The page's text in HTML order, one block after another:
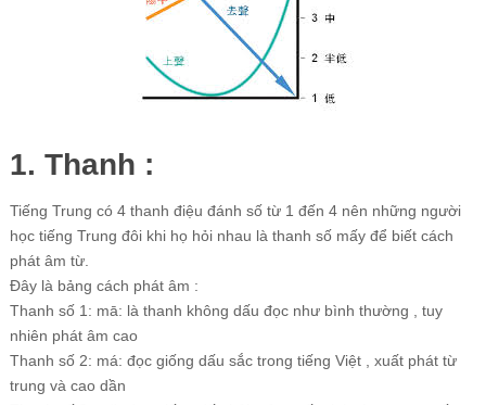
1. Thanh :
Tiếng Trung có 4 thanh điệu đánh số từ 1 đến 4 nên những người
học tiếng Trung đôi khi họ hỏi nhau là thanh số mấy để biết cách
phát âm từ.
Đây là bảng cách phát âm :
Thanh số 1: mā: là thanh không dấu đọc như bình thường , tuy
nhiên phát âm cao
Thanh số 2: má: đọc giống dấu sắc trong tiếng Việt , xuất phát từ
trung và cao dần